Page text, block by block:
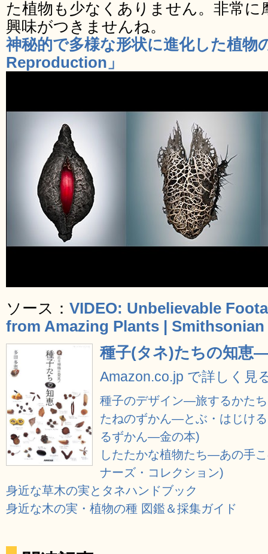
た植物も少なくありません。非常に
興味がつきませんね。
神秘的で多様な形状に進化した植物
Reproduction」
ソース： VIDEO: Unbelievable
from Amazing Plants | Smithsonian
種子(タネ)たちの知恵
Amazon.co.jp で詳しく見
種子のデザイン―旅するかた
たねのずかん―とぶ・はじけ
るずかん―金の本)
したたかな植物たち―あの手
ナーズ・コレクション)
身近な草木の実とタネハンドブック
身近な木の実・植物の種 図鑑＆採集ガイド